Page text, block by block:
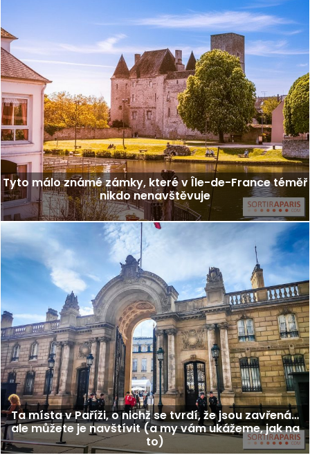
Tyto málo známé zámky, které v Île-de-France téměř
nikdo nenavštěvuje
Ta místa v Paříži, o nichž se tvrdí, že jsou zavřená…
ale můžete je navštívit (a my vám ukážeme, jak na
to)